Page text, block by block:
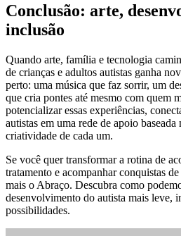
Conclusão: arte,
inclusão
Quando arte, família e tecnologia
de crianças e adultos autistas ganha
perto: uma música que faz sorrir, um
que cria pontes até mesmo com quem
potencializar essas experiências,
autistas em uma rede de apoio
criatividade de cada um.
Se você quer transformar a rotina de
tratamento e acompanhar conquistas
mais o Abraço. Descubra como
desenvolvimento do autista mais leve,
possibilidades.